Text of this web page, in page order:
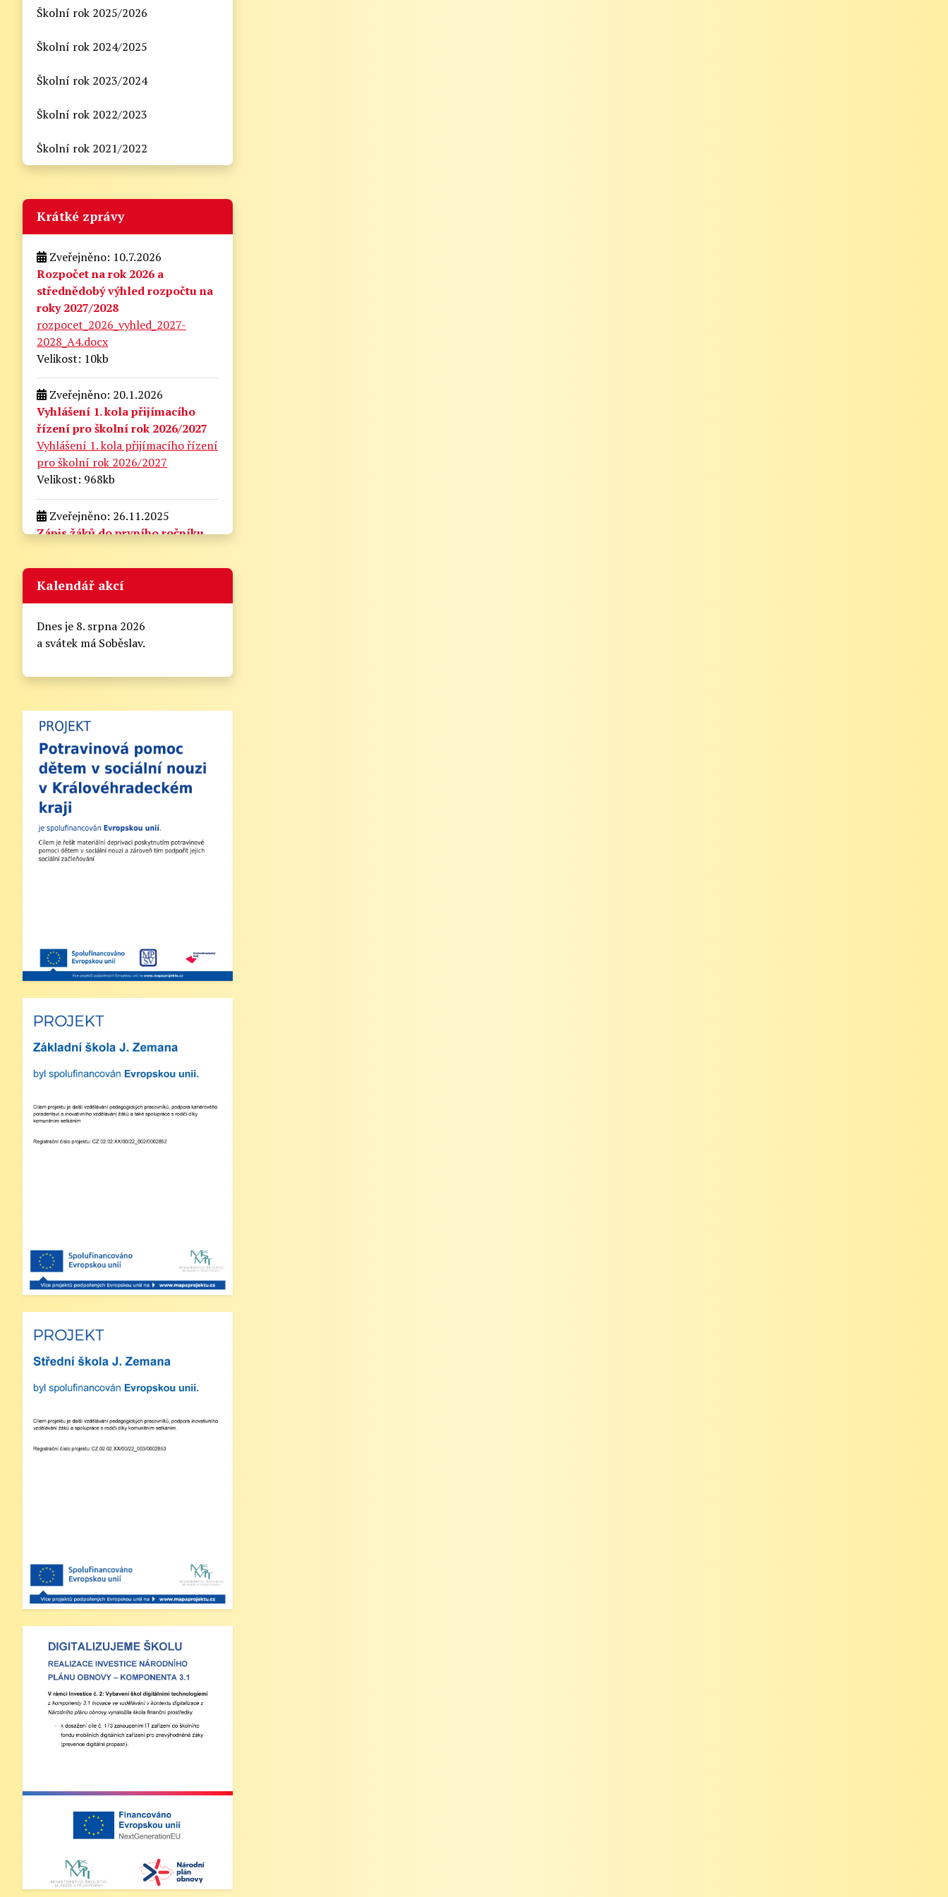
Školní rok 2025/2026
Školní rok 2024/2025
Školní rok 2023/2024
Školní rok 2022/2023
Školní rok 2021/2022
Krátké zprávy
Zveřejněno: 10.7.2026
Rozpočet na rok 2026 a
střednědobý výhled rozpočtu na
roky 2027/2028
rozpocet_2026_vyhled_2027-
2028_A4.docx
Velikost: 10kb
Zveřejněno: 20.1.2026
Vyhlášení 1. kola přijímacího
řízení pro školní rok 2026/2027
Vyhlášení 1. kola přijímacího řízení
pro školní rok 2026/2027
Velikost: 968kb
Zveřejněno: 26.11.2025
Zápis žáků do prvního ročníku
zapis_do_prvni_tridy.docx
Velikost: 175kb
Zveřejněno: 21.8.2025
Zahájení školního roku
zde naleznete nejdůležitější informace k
zahájení školního roku 2025/2026:
1. Zahájení školního roku: Výuka bude
zahájena v pondělí 1. září 2025. Tento
den končí po 1. vyučovací hodině.
Provoz školní družiny nebude zajištěn a
obědy se v tento den neposkytují.
3. Dohled: Od 11:25 do 12:30 bude
zajištěn dohled nad žáky, kteří půjdou na
oběd nebo jsou přihlášeni do školní
družiny.
4. Školní družina: Provoz školní družiny
bude od 12:30 do 15:30 hodin (pro žáky
zástupci žáků, kteří budou do projektu
zapojeni, předloží škole platné potvrzení
z Úřadu práce o pobírání dávek hmotné
Zveřejněno: 29.5.2025
Branný den v Josefově
Zveřejněno: 23.5.2025
Metují, VI. a VII. třída
Zveřejněno: 21.5.2025
Zveřejněno: 20.5.2025
Třídní schůzky dne 8. 4. 2025 od
13 - 16 hodin
Kalendář akcí
Dnes je 8. srpna 2026
a svátek má Soběslav.